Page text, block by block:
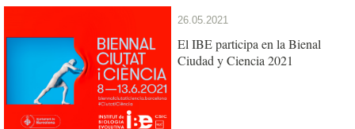
26.05.2021
El IBE participa en la Bienal
Ciudad y Ciencia 2021